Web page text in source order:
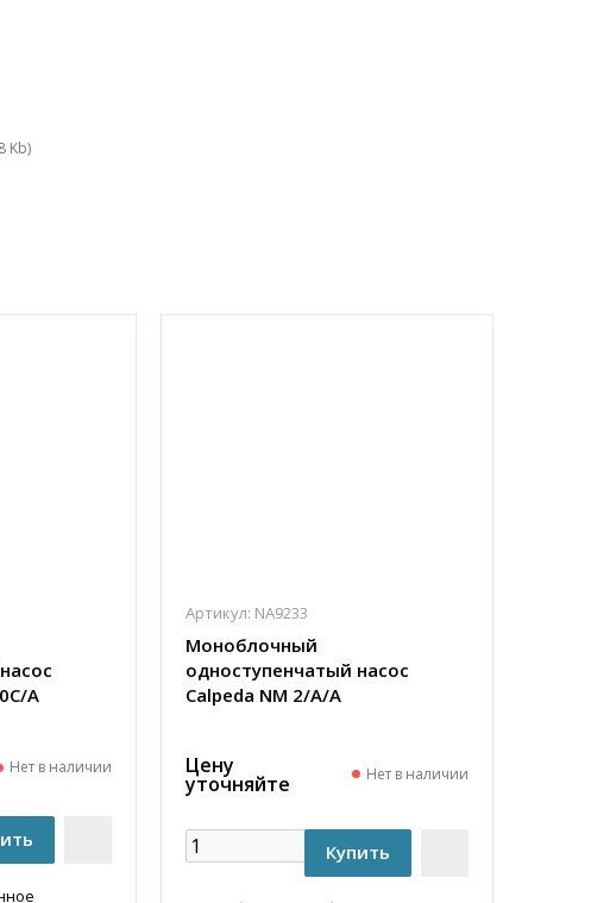
Kb)
A
Нет в наличии
Артикул: NA9233
Моноблочный
одноступенчатый насос
Calpeda NM 2/A/A
Цену
уточняйте Нет в наличии